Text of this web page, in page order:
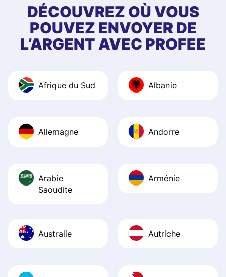
first started
app, and they
quick to provide
and helpful
Recommend it!
DÉCOUVREZ OÙ VOUS
POUVEZ ENVOYER DE
L’ARGENT AVEC PROFEE
Afrique du Sud Albanie
Allemagne Andorre
Arabie
Saoudite
Arménie
Australie Autriche